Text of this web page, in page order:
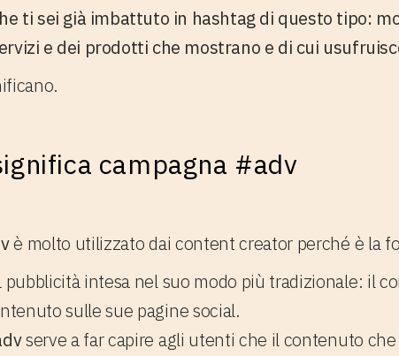
ti sei già imbattuto in hashtagdi questo tipo:
e dei prodotti che mostrano e di cui
campagna #adv
è molto utilizzato dai content creator perché è la
pubblicità intesa nel suo modo più tradizionale: il
sulle sue pagine social.
serve a far capire agli utenti che il contenuto